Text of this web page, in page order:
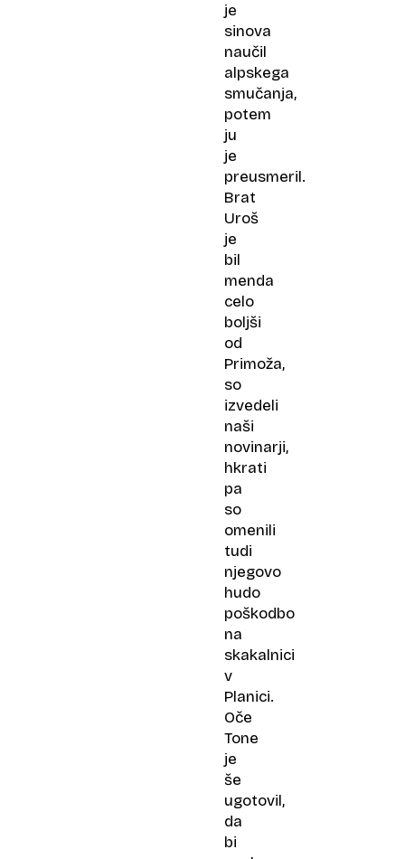
je
sinova
naučil
alpskega
smučanja,
potem
ju
je
preusmeril.
Brat
Uroš
je
bil
menda
celo
boljši
od
Primoža,
so
izvedeli
naši
novinarji,
hkrati
pa
so
omenili
tudi
njegovo
hudo
poškodbo
na
skakalnici
v
Planici.
Oče
Tone
je
še
ugotovil,
da
bi